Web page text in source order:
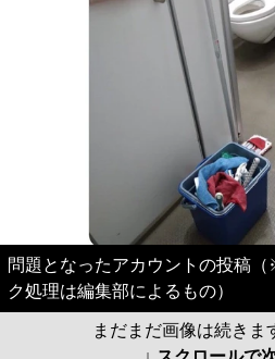
問題となったアカウントの投稿
ク処理は編集部によるもの）
まだまだ画像は続きま